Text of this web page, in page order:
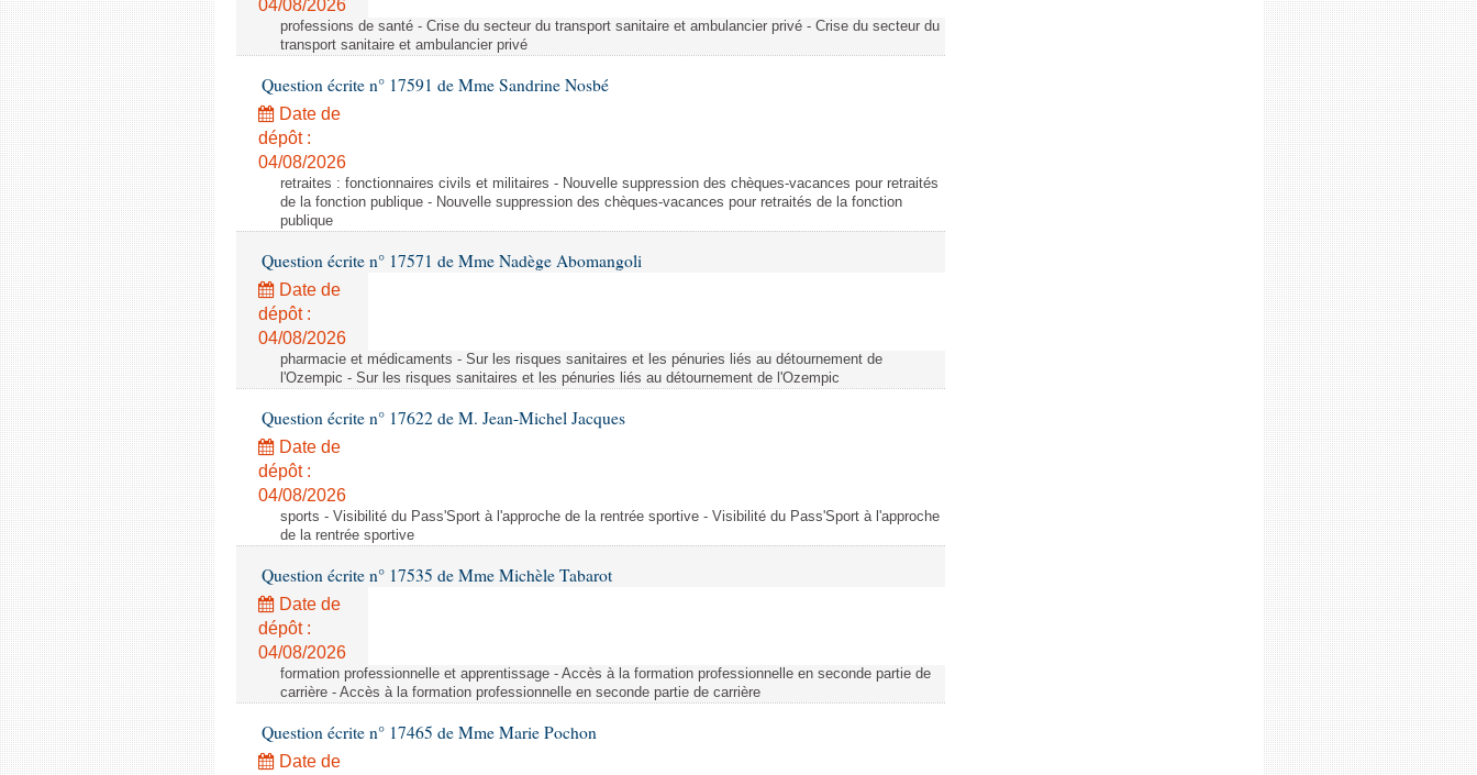
04/08/2026
professions de santé - Crise du secteur du transport sanitaire et ambulancier privé - Crise du secteur du
transport sanitaire et ambulancier privé
Question écrite n° 17591 de Mme Sandrine Nosbé
Date de
dépôt :
04/08/2026
retraites : fonctionnaires civils et militaires - Nouvelle suppression des chèques-vacances pour retraités
de la fonction publique - Nouvelle suppression des chèques-vacances pour retraités de la fonction
publique
Question écrite n° 17571 de Mme Nadège Abomangoli
Date de
dépôt :
04/08/2026
pharmacie et médicaments - Sur les risques sanitaires et les pénuries liés au détournement de
l'Ozempic - Sur les risques sanitaires et les pénuries liés au détournement de l'Ozempic
Question écrite n° 17622 de M. Jean-Michel Jacques
Date de
dépôt :
04/08/2026
sports - Visibilité du Pass'Sport à l'approche de la rentrée sportive - Visibilité du Pass'Sport à l'approche
de la rentrée sportive
Question écrite n° 17535 de Mme Michèle Tabarot
Date de
dépôt :
04/08/2026
formation professionnelle et apprentissage - Accès à la formation professionnelle en seconde partie de
carrière - Accès à la formation professionnelle en seconde partie de carrière
Question écrite n° 17465 de Mme Marie Pochon
Date de